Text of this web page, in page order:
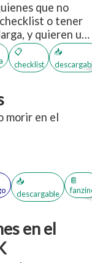
que no
o tener
y quieren un
para establecer
intenciones,
entre otros.
📋
checklist
📥
morir en el
📥
descargable
📔
en el